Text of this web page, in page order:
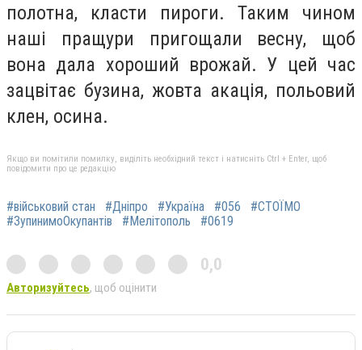
полотна, класти пироги. Таким чином
наші пращури пригощали весну, щоб
вона дала хороший врожай. У цей час
зацвітає бузина, жовта акація, польовий
клен, осина.
Якщо ви помітили помилку, виділіть необхідний текст і натисніть Ctrl + Enter, щоб
повідомити про це редакцію
#військовий стан #Дніпро #Україна #056
#СТОЇМО
#ЗупинимоОкупантів
#Мелітополь #0619
0,0
Авторизуйтесь, щоб оцінити